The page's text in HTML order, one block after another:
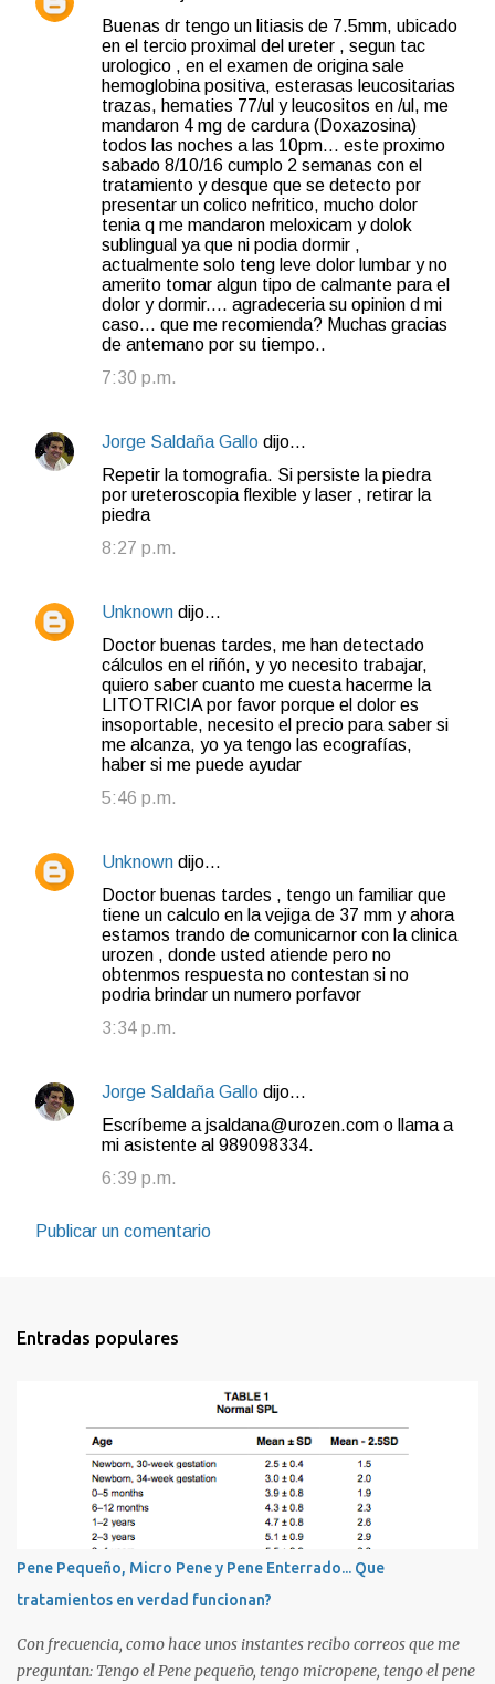
Buenas dr tengo un litiasis de 7.5mm, ubicado
en el tercio proximal del ureter , segun tac
urologico , en el examen de origina sale
hemoglobina positiva, esterasas leucositarias
trazas, hematies 77/ul y leucositos en /ul, me
mandaron 4 mg de cardura (Doxazosina)
todos las noches a las 10pm... este proximo
sabado 8/10/16 cumplo 2 semanas con el
tratamiento y desque que se detecto por
presentar un colico nefritico, mucho dolor
tenia q me mandaron meloxicam y dolok
sublingual ya que ni podia dormir ,
actualmente solo teng leve dolor lumbar y no
amerito tomar algun tipo de calmante para el
dolor y dormir.... agradeceria su opinion d mi
caso... que me recomienda? Muchas gracias
de antemano por su tiempo..
7:30 p.m.
Jorge Saldaña Gallo dijo…
Repetir la tomografia. Si persiste la piedra
por ureteroscopia flexible y laser , retirar la
piedra
8:27 p.m.
Unknown dijo…
Doctor buenas tardes, me han detectado
cálculos en el riñón, y yo necesito trabajar,
quiero saber cuanto me cuesta hacerme la
LITOTRICIA por favor porque el dolor es
insoportable, necesito el precio para saber si
me alcanza, yo ya tengo las ecografías,
haber si me puede ayudar
5:46 p.m.
Unknown dijo…
Doctor buenas tardes , tengo un familiar que
tiene un calculo en la vejiga de 37 mm y ahora
estamos trando de comunicarnor con la clinica
urozen , donde usted atiende pero no
obtenmos respuesta no contestan si no
podria brindar un numero porfavor
3:34 p.m.
Jorge Saldaña Gallo dijo…
Escríbeme a jsaldana@urozen.com o llama a
mi asistente al 989098334.
6:39 p.m.
Publicar un comentario
Entradas populares
Pene Pequeño, Micro Pene y Pene Enterrado... Que
tratamientos en verdad funcionan?
Con frecuencia, como hace unos instantes recibo correos que me
preguntan: Tengo el Pene pequeño, tengo micropene, tengo el pene